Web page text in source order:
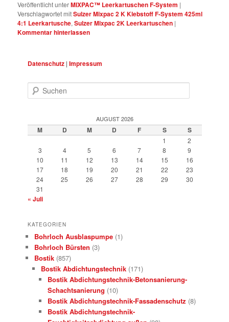
Veröffentlicht unterMIXPAC™ Leerkartuschen F-System |
Verschlagwortet mitSulzer Mixpac 2 K Klebstoff F-System 425ml
4:1 Leerkartusche,Sulzer Mixpac 2K Leerkartuschen |
Kommentar hinterlassen
Datenschutz |Impressum
Suchen
AUGUST 2026
M D M D F S S
1
2
3
4 5 6 7 8
9
10
11 12 13 14 15
16
17
18 19 20 21 22
23
24
25 26 27 28 29
30
31
« Juli
KATEGORIEN
Bohrloch Ausblaspumpe (1)
Bohrloch Bürsten (3)
Bostik (857)
Bostik Abdichtungstechnik (171)
Bostik Abdichtungstechnik-Betonsanierung-
Schachtsanierung (10)
Bostik Abdichtungstechnik-Fassadenschutz (8)
Bostik Abdichtungstechnik-